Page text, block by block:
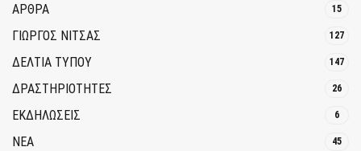
ΑΡΘΡΑ 15
ΓΙΩΡΓΟΣ ΝΙΤΣΑΣ 127
ΔΕΛΤΙΑ ΤΥΠΟΥ 147
ΔΡΑΣΤΗΡΙΟΤΗΤΕΣ 26
ΕΚΔΗΛΩΣΕΙΣ 6
ΝΕΑ 45